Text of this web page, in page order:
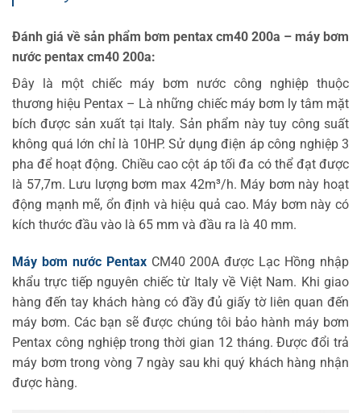
Đánh giá về sản phẩm bơm pentax cm40 200a – máy bơm
nước pentax cm40 200a:
Đây là một chiếc máy bơm nước công nghiệp thuộc
thương hiệu Pentax – Là những chiếc máy bơm ly tâm mặt
bích được sản xuất tại Italy. Sản phẩm này tuy công suất
không quá lớn chỉ là 10HP. Sử dụng điện áp công nghiệp 3
pha để hoạt động. Chiều cao cột áp tối đa có thể đạt được
là 57,7m. Lưu lượng bơm max 42m³/h. Máy bơm này hoạt
động mạnh mẽ, ổn định và hiệu quả cao. Máy bơm này có
kích thước đầu vào là 65 mm và đầu ra là 40 mm.
Máy bơm nước PentaxCM40 200A được Lạc Hồng nhập
khẩu trực tiếp nguyên chiếc từ Italy về Việt Nam. Khi giao
hàng đến tay khách hàng có đầy đủ giấy tờ liên quan đến
máy bơm. Các bạn sẽ được chúng tôi bảo hành máy bơm
Pentax công nghiệp trong thời gian 12 tháng. Được đổi trả
máy bơm trong vòng 7 ngày sau khi quý khách hàng nhận
được hàng.